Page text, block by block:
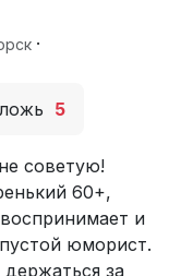
·
5
советую!
60+,
и
юморист.
за